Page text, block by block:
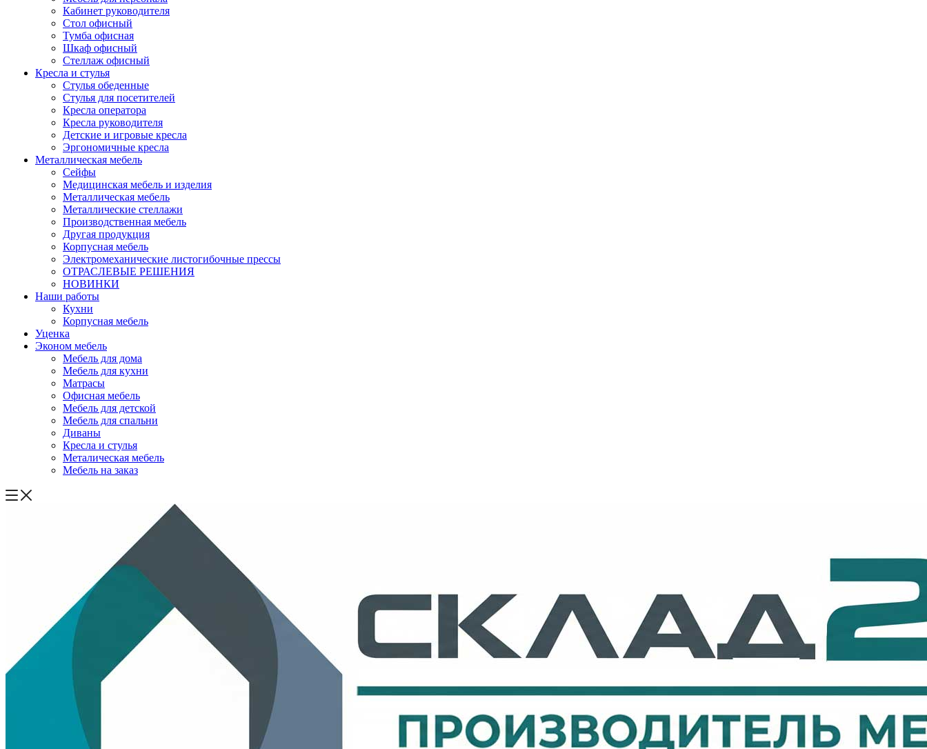
Кабинет руководителя
Стол офисный
Тумба офисная
Шкаф офисный
Стеллаж офисный
Кресла и стулья
Стулья обеденные
Стулья для посетителей
Кресла оператора
Кресла руководителя
Детские и игровые кресла
Эргономичные кресла
Металлическая мебель
Сейфы
Медицинская мебель и изделия
Металлическая мебель
Металлические стеллажи
Производственная мебель
Другая продукция
Корпусная мебель
Электромеханические листогибочные прессы
ОТРАСЛЕВЫЕ РЕШЕНИЯ
НОВИНКИ
Наши работы
Кухни
Корпусная мебель
Уценка
Эконом мебель
Мебель для дома
Мебель для кухни
Матрасы
Офисная мебель
Мебель для детской
Мебель для спальни
Диваны
Кресла и стулья
Металическая мебель
Мебель на заказ